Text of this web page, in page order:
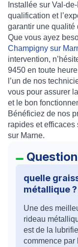
Installée sur Val-
qualification et
garantir une qualité
Que vous ayez
Champigny sur
intervention,
9450 en toute
l’un de nos
vous pour assurer la
et le bon
Bénéficiez de nos
rapides et
sur Marne.
quelle
métallique ?
Une des
rideau
est de la
commence par